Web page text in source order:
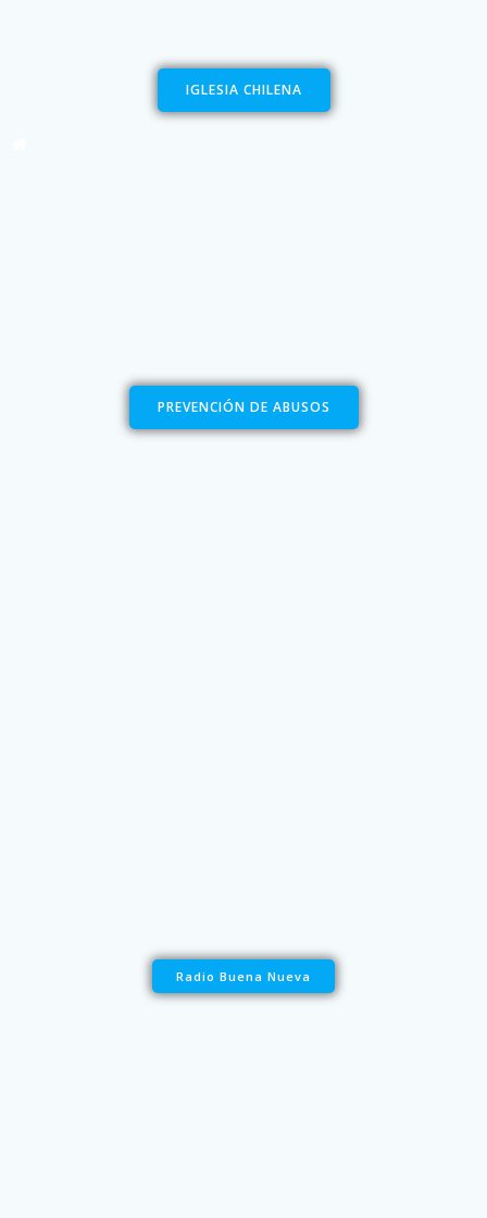
IGLESIA CHILENA
PREVENCIÓN DE ABUSOS
Radio Buena Nueva